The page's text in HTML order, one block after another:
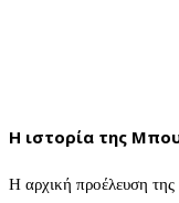
Η ιστορία της
Η αρχική προέλευση της